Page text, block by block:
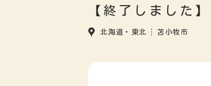
【終了しました
北海道・東北 苫小牧市